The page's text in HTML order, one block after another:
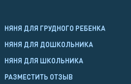
НЯНЯ ДЛЯ ГРУДНОГО РЕБЕНКА
НЯНЯ ДЛЯ ДОШКОЛЬНИКА
НЯНЯ ДЛЯ ШКОЛЬНИКА
РАЗМЕСТИТЬ ОТЗЫВ